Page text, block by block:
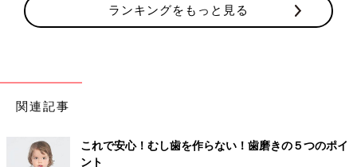
ランキングをもっと見る
関連記事
これで安心！むし歯を作らない！歯磨きの５つのポイ
ント